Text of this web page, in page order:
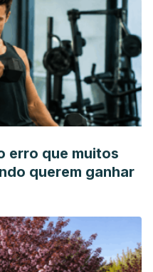
erro que muitos
querem ganhar